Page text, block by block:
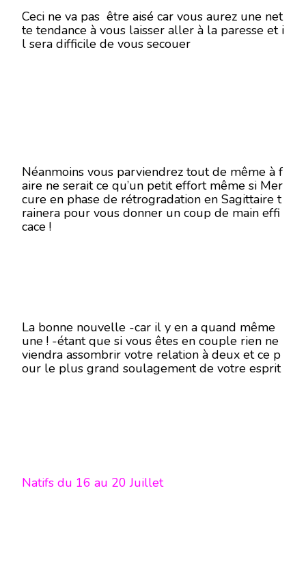
Ceci ne va pas être aisé car vous aurez une net
te tendance à vous laisser aller à la paresse et i
l sera difficile de vous secouer
Néanmoins vous parviendrez tout de même à f
aire ne serait ce qu’un petit effort même si Mer
cure en phase de rétrogradation en Sagittaire t
rainera pour vous donner un coup de main effi
cace !
La bonne nouvelle -car il y en a quand même
une ! -étant que si vous êtes en couple rien ne
viendra assombrir votre relation à deux et ce p
our le plus grand soulagement de votre esprit
Natifs du 16 au 20 Juillet